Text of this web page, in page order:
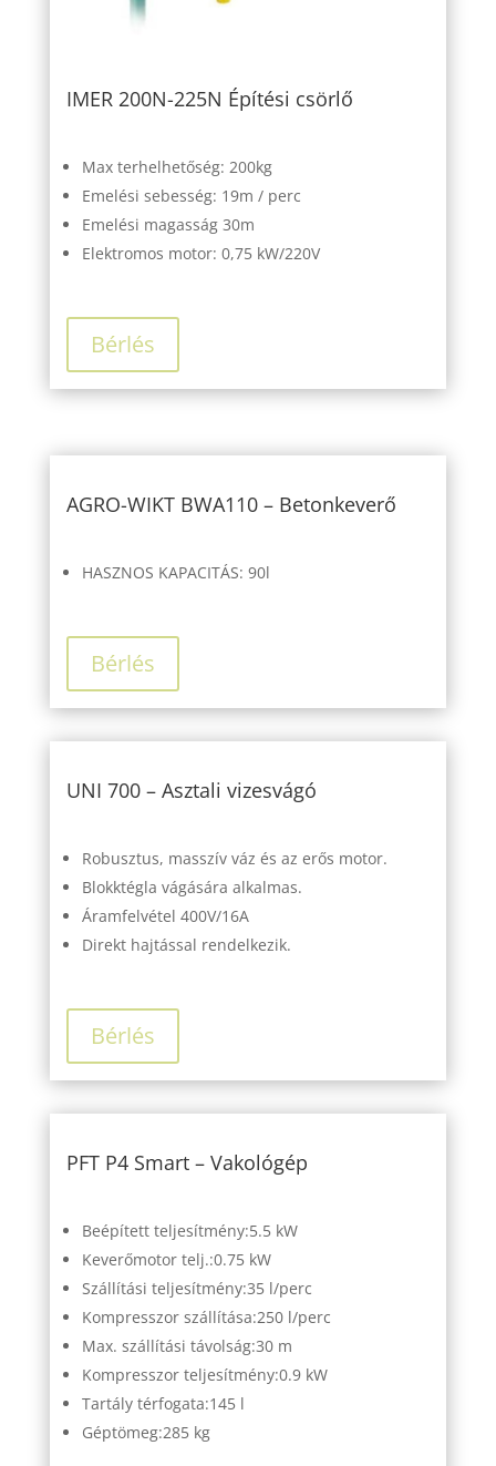
IMER 200N-225N Építési csörlő
Max terhelhetőség: 200kg
Emelési sebesség: 19m / perc
Emelési magasság 30m
Elektromos motor: 0,75 kW/220V
Bérlés
AGRO-WIKT BWA110 – Betonkeverő
HASZNOS KAPACITÁS: 90l
Bérlés
UNI 700 – Asztali vizesvágó
Robusztus, masszív váz és az erős motor.
Blokktégla vágására alkalmas.
Áramfelvétel 400V/16A
Direkt hajtással rendelkezik.
Bérlés
PFT P4 Smart – Vakológép
Beépített teljesítmény:5.5 kW
Keverőmotor telj.:0.75 kW
Szállítási teljesítmény:35 l/perc
Kompresszor szállítása:250 l/perc
Max. szállítási távolság:30 m
Kompresszor teljesítmény:0.9 kW
Tartály térfogata:145 l
Géptömeg:285 kg